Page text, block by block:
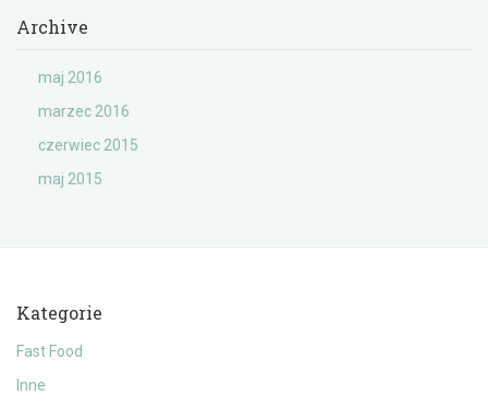
Archive
maj 2016
marzec 2016
czerwiec 2015
maj 2015
Kategorie
Fast Food
Inne